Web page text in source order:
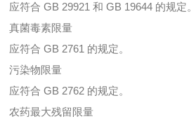
应符合 GB 29921 和 GB 19644 的规定。
真菌毒素限量
应符合 GB 2761 的规定。
污染物限量
应符合 GB 2762 的规定。
农药最大残留限量